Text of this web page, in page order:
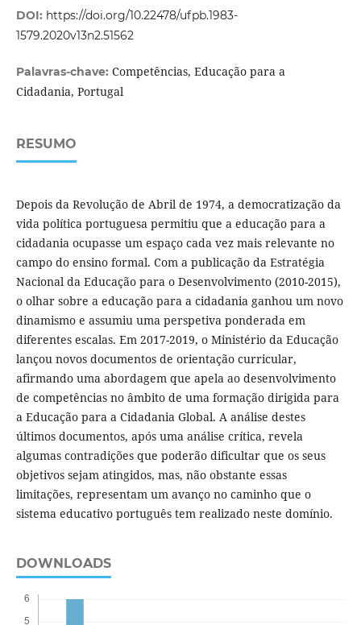
DOI: https://doi.org/10.22478/ufpb.1983-
1579.2020v13n2.51562
Palavras-chave: Competências, Educação para a
Cidadania, Portugal
RESUMO
Depois da Revolução de Abril de 1974, a democratização da
vida política portuguesa permitiu que a educação para a
cidadania ocupasse um espaço cada vez mais relevante no
campo do ensino formal. Com a publicação da Estratégia
Nacional da Educação para o Desenvolvimento (2010-2015),
o olhar sobre a educação para a cidadania ganhou um novo
dinamismo e assumiu uma perspetiva ponderada em
diferentes escalas. Em 2017-2019, o Ministério da Educação
lançou novos documentos de orientação curricular,
afirmando uma abordagem que apela ao desenvolvimento
de competências no âmbito de uma formação dirigida para
a Educação para a Cidadania Global. A análise destes
últimos documentos, após uma análise crítica, revela
algumas contradições que poderão dificultar que os seus
objetivos sejam atingidos, mas, não obstante essas
limitações, representam um avanço no caminho que o
sistema educativo português tem realizado neste domínio.
DOWNLOADS